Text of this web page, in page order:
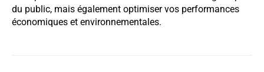
du public, mais également optimiser vos performances
économiques et environnementales.